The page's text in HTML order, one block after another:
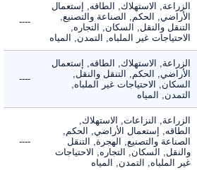
الزراعة, الاستهلاك, الطاقه, إستعمال
الأراضي, الحكم, الصناعة والتصنيع,
التنقل والنقل, السكان, التجاره,
الاحتياجات غير الملباه, التمدن, المياه
----
الزراعة, الاستهلاك, الطاقه, إستعمال
الأراضي, الحكم, التنقل والنقل,
السكان, الاحتياجات غير الملباه,
التمدن, المياه
----
الزراعة, النزاعات, الاستهلاك,
الطاقه, إستعمال الأراضي, الحكم,
الصناعة والتصنيع, الهجرة, التنقل
والنقل, السكان, التجاره, الاحتياجات
غير الملباه, التمدن, المياه
----